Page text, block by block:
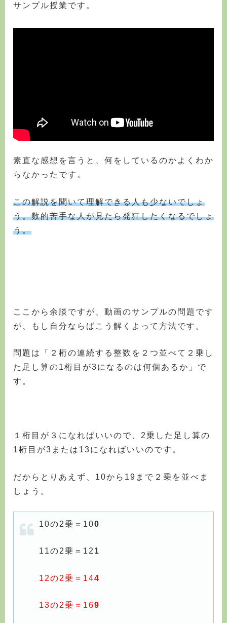
サンプル授業です。
素直な感想を言うと、何をしているのかよくわか
らなかったです。
この解説を聞いて理解できる人も少ないでしょ
う。数的苦手な人が見たら発狂したくなるでしょ
う。
ここから余談ですが、動画のサンプルの問題です
が、もし自分ならばこう解くよって方法です。
問題は「２桁の連続する整数を２つ並べて２乗し
た足し算の1桁目が3になるのは何個あるか」で
す。
１桁目が３になればいいので、2乗した足し算の
1桁目が3または13になればいいのです。
だからとりあえず、10から19まで２乗を並べま
しょう。
10の2乗＝100
11の2乗＝12 1
12の2乗＝144
13の2乗＝169